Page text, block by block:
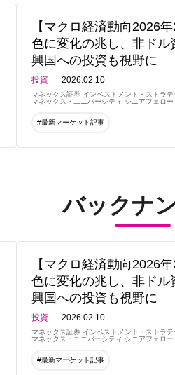
【マクロ経済動向2026
色に変化の兆し、非ドル
興国への投資も視野に
投資 2026.02.10
マネックス証券 インベストメント・ストラ
マネックス・ユニバーシティ シニアフェロー
#最新マーケット記事
バックナ
【マクロ経済動向2026
色に変化の兆し、非ドル
興国への投資も視野に
投資 2026.02.10
マネックス証券 インベストメント・ストラ
マネックス・ユニバーシティ シニアフェロー
#最新マーケット記事